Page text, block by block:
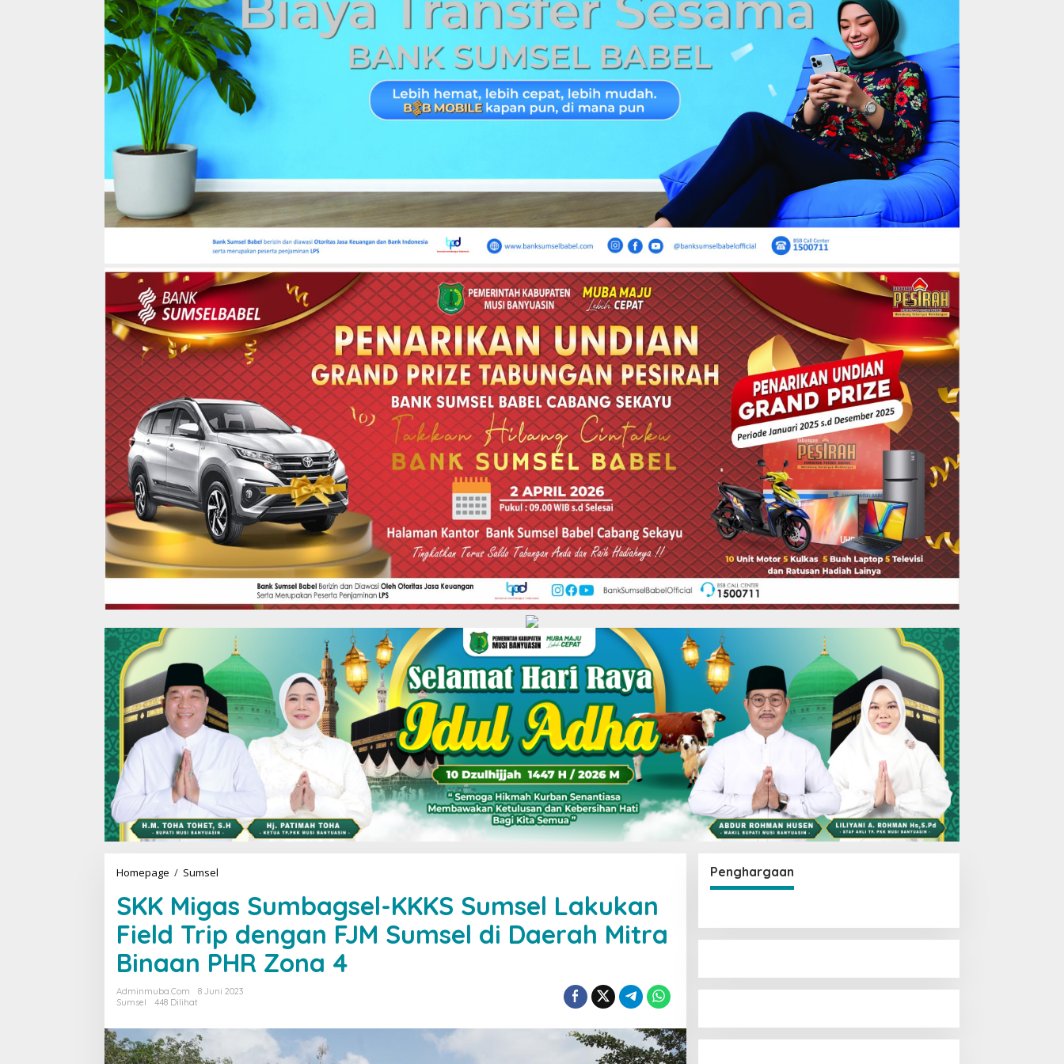
Homepage / Sumsel
K
M
i
g
a
S
b
g
SKK Migas Sumbagsel-KKKS Sumsel Lakukan
Field Trip dengan FJM Sumsel di Daerah Mitra
Binaan PHR Zona 4
Adminmuba.com
8 Juni 2023
Sumsel
448 Dilihat
Penghargaan